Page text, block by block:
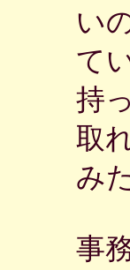
い
て
持
取
み
事